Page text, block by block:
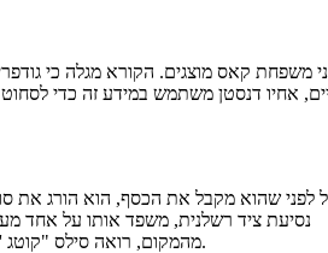
משפחת קאס מוצגים. הקורא מגלה כי
אחיו דנסטן משתמש במידע זה כדי לסחוט
נסיעת ציד רשלנית, משפד אותו על אחד
מהמקום, רואה סילס "קוטג ', ומחליט גונב סילס" זהב.